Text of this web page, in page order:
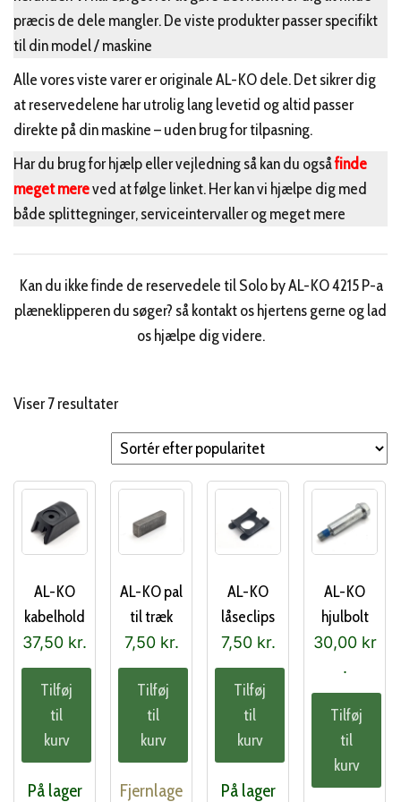
præcis de dele mangler. De viste produkter passer specifikt
til din model / maskine
Alle vores viste varer er originale AL-KO dele. Det sikrer dig
at reservedelene har utrolig lang levetid og altid passer
direkte på din maskine – uden brug for tilpasning.
Har du brug for hjælp eller vejledning så kan du ogsåfinde
meget mereved at følge linket. Her kan vi hjælpe dig med
både splittegninger, serviceintervaller og meget mere
Kan du ikke finde de reservedele til Solo by AL-KO 4215 P-a
plæneklipperen du søger? så kontakt os hjertens gerne og lad
os hjælpe dig videre.
Viser 7 resultaterSorteret
efter
popularitet
AL-KO
kabelhold
er
(474669)
37,50 kr.
Tilføj
til
kurv
På lager
AL-KO pal
til træk
(704068)
7,50 kr.
Tilføj
til
kurv
Fjernlage
AL-KO
låseclips
(543474)
7,50 kr.
Tilføj
til
kurv
På lager
AL-KO
hjulbolt
(524096)
30,00 kr
.
Tilføj
til
kurv